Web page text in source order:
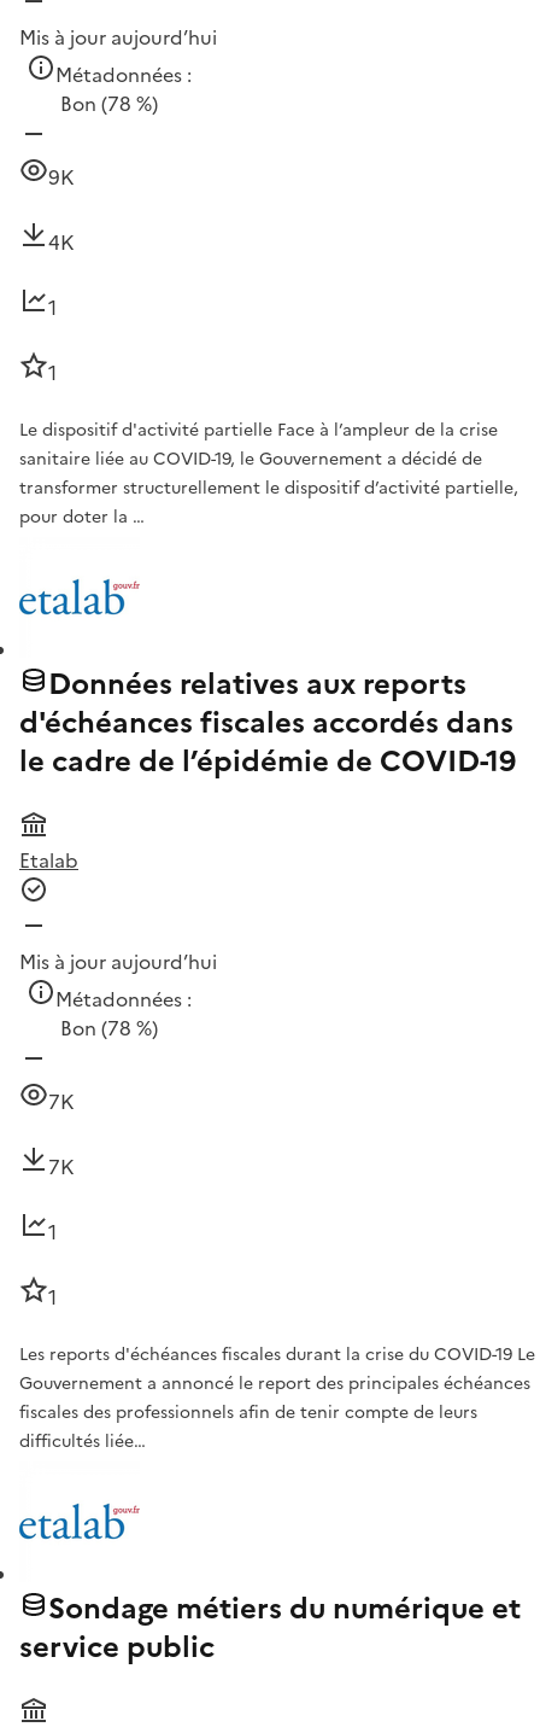
Mis à jour aujourd’hui
Métadonnées :
Bon (78 %)
9K
4K
1
1
Le dispositif d'activité partielle Face à l’ampleur de la crise
sanitaire liée au COVID-19, le Gouvernement a décidé de
transformer structurellement le dispositif d’activité partielle,
pour doter la …
Données relatives aux reports
d'échéances fiscales accordés dans
le cadre de l’épidémie de COVID-19
Etalab
Mis à jour aujourd’hui
Métadonnées :
Bon (78 %)
7K
7K
1
1
Les reports d'échéances fiscales durant la crise du COVID-19 Le
Gouvernement a annoncé le report des principales échéances
fiscales des professionnels afin de tenir compte de leurs
difficultés liée…
Sondage métiers du numérique et
service public